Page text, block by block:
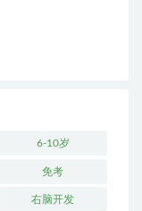
6-10岁
免考
右脑开发